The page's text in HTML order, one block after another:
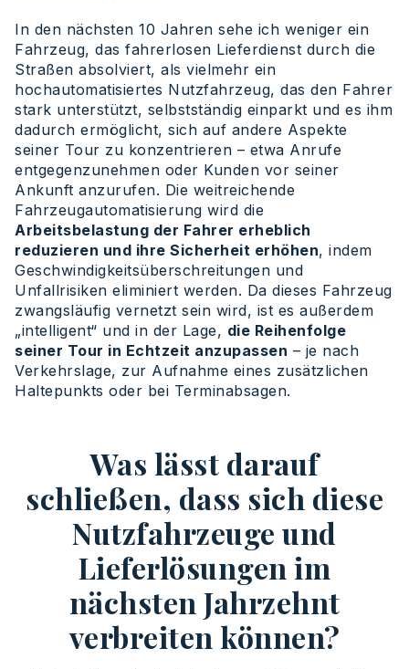
In den nächsten 10 Jahren sehe ich weniger ein
Fahrzeug, das fahrerlosen Lieferdienst durch die
Straßen absolviert, als vielmehr ein
hochautomatisiertes Nutzfahrzeug, das den Fahrer
stark unterstützt, selbstständig einparkt und es ihm
dadurch ermöglicht, sich auf andere Aspekte
seiner Tour zu konzentrieren – etwa Anrufe
entgegenzunehmen oder Kunden vor seiner
Ankunft anzurufen. Die weitreichende
Fahrzeugautomatisierung wird die
Arbeitsbelastung der Fahrer erheblich
reduzieren und ihre Sicherheit erhöhen, indem
Geschwindigkeitsüberschreitungen und
Unfallrisiken eliminiert werden. Da dieses Fahrzeug
zwangsläufig vernetzt sein wird, ist es außerdem
„intelligent“ und in der Lage, die Reihenfolge
seiner Tour in Echtzeit anzupassen – je nach
Verkehrslage, zur Aufnahme eines zusätzlichen
Haltepunkts oder bei Terminabsagen.
Was lässt darauf
schließen, dass sich diese
Nutzfahrzeuge und
Lieferlösungen im
nächsten Jahrzehnt
verbreiten können?